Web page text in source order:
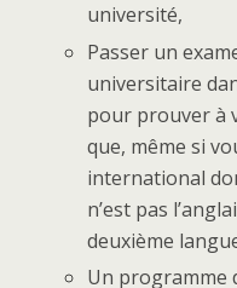
université,
Passer un
universitaire
pour prouver à
que, même si
international
n’est pas
deuxième
Un programme